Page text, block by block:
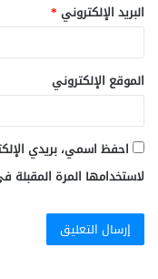
البريد الإلكتروني *
الموقع الإلكتروني
احفظ اسمي، بريدي
لاستخدامها المرة